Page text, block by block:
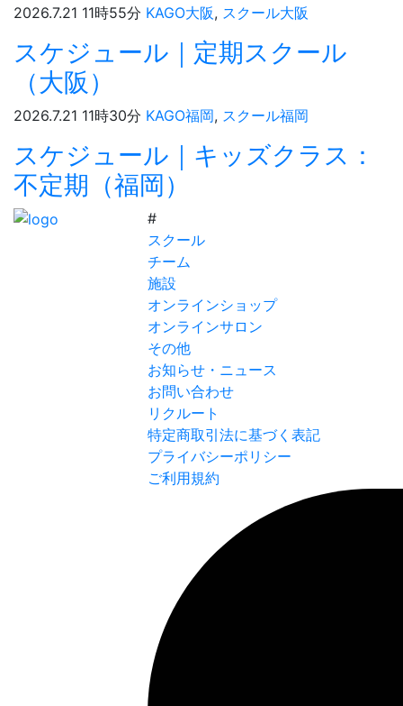
2026.7.21 11時55分 KAGO大阪, スクール大阪
スケジュール｜定期スクール
（大阪）
2026.7.21 11時30分 KAGO福岡, スクール福岡
スケジュール｜キッズクラス：
不定期（福岡）
#
スクール
チーム
施設
オンラインショップ
オンラインサロン
その他
お知らせ・ニュース
お問い合わせ
リクルート
特定商取引法に基づく表記
プライバシーポリシー
ご利用規約